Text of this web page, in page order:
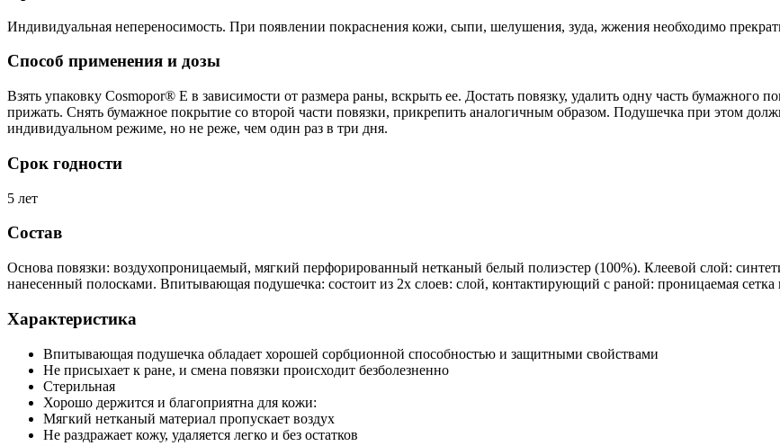
Индивидуальная непереносимость. При появлении покраснения кожи, сыпи, шелушения, зуда, жжения необходимо
Способ применения и дозы
Взять упаковку Cosmopor® E в зависимости от размера раны, вскрыть ее. Достать повязку, удалить одну часть бумажного
прижать. Снять бумажное покрытие со второй части повязки, прикрепить аналогичным образом. Подушечка при этом
индивидуальном режиме, но не реже, чем один раз в три дня.
Срок годности
5 лет
Состав
Основа повязки: воздухопроницаемый, мягкий перфорированный нетканый белый полиэстер (100%). Клеевой слой:
нанесенный полосками. Впитывающая подушечка: состоит из 2х слоев: слой, контактирующий с раной: проницаемая
Характеристика
Впитывающая подушечка обладает хорошей сорбционной способностью и защитными свойствами
Не присыхает к ране, и смена повязки происходит безболезненно
Стерильная
Хорошо держится и благоприятна для кожи:
Мягкий нетканый материал пропускает воздух
Не раздражает кожу, удаляется легко и без остатков